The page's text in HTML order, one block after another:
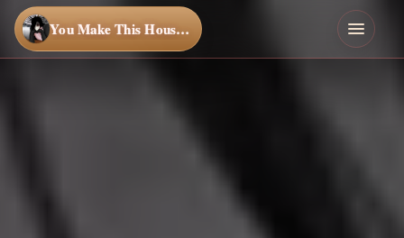
You Make This House a Home